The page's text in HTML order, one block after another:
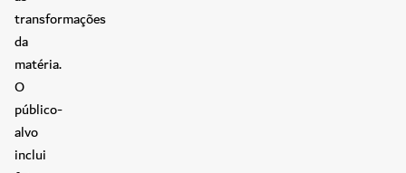
transformações
da
matéria.
O
público-
alvo
inclui